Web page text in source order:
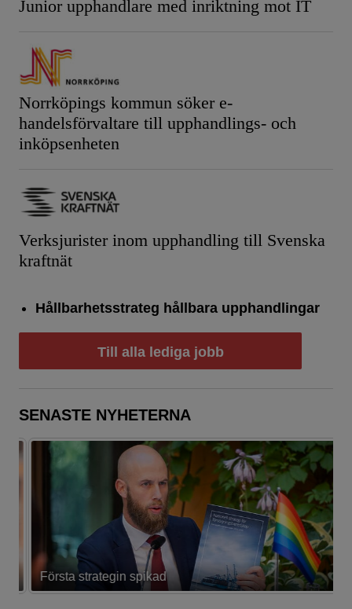
Junior upphandlare med inriktning mot IT
Norrköpings kommun söker e-
handelsförvaltare till upphandlings- och
inköpsenheten
Verksjurister inom upphandling till Svenska
kraftnät
Hållbarhetsstrateg hållbara upphandlingar
Till alla lediga jobb
SENASTE NYHETERNA
Första strategin spikad